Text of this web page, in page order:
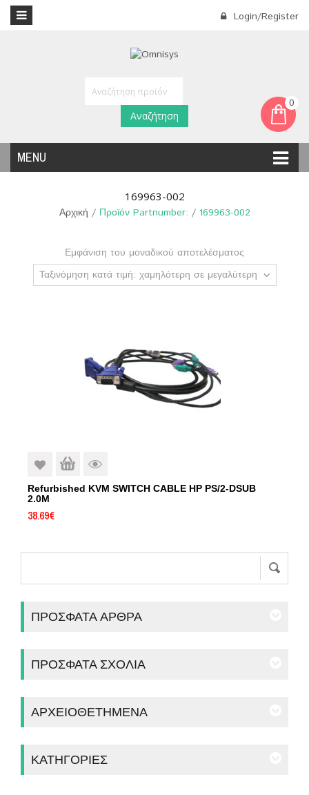
Login/Register
0
MENU
Αναζήτηση
169963-002
Αρχική / Προϊόν Partnumber: / 169963-002
Εμφάνιση του μοναδικού αποτελέσματος
Ταξινόμηση κατά τιμή: χαμηλότερη σε μεγαλύτερη
Refurbished KVM SWITCH CABLE HP PS/2-DSUB
2.0M
38.69€
ΠΡΌΣΦΑΤΑ ΆΡΘΡΑ
ΠΡΌΣΦΑΤΑ ΣΧΌΛΙΑ
ΑΡΧΕΙΟΘΕΤΗΜΈΝΑ
ΚΑΤΗΓΟΡΊΕΣ